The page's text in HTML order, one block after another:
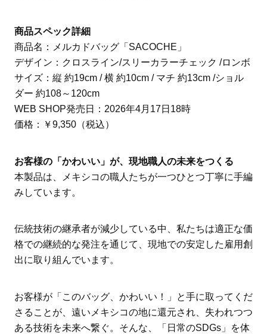
商品スペック詳細
商品名：メルカドバッグ「SACOCHE」
デザイン：クロスライン/スリーカラーチェック /ロンボ
サイズ：縦 約19cm / 横 約10cm / マチ 約13cm /ショル
ダー 約108～120cm
WEB SHOP発売日：2026年4月17日18時
価格：￥9,350（税込）
お客様の「かわいい」が、現地職人の未来をつくる
本製品は、メキシコの職人たちが一つひとつ丁寧に手編
みしています。
伝統技術の継承者が減少している中、私たちは適正な価
格での継続的な発注を通じて、現地での安定した雇用創
出に取り組んでいます。
お客様が「このバッグ、かわいい！」と手に取ってくだ
さることが、遠いメキシコの地に還元され、失われつつ
ある技術を未来へ繋ぐ。そんな、「日常のSDGs」を体